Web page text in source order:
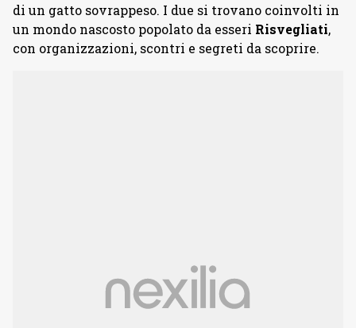
di un gatto sovrappeso. I due si trovano coinvolti in
un mondo nascosto popolato da esseri Risvegliati,
con organizzazioni, scontri e segreti da scoprire.